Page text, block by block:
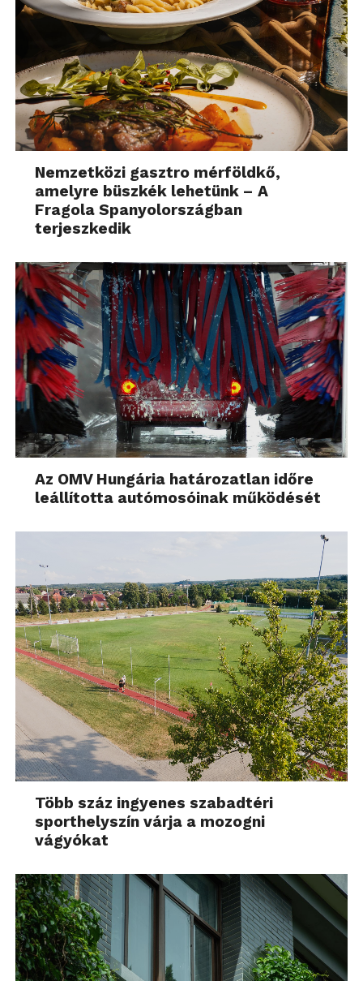
Nemzetközi gasztro mérföldkő,
amelyre büszkék lehetünk – A
Fragola Spanyolországban
terjeszkedik
Az OMV Hungária határozatlan időre
leállította autómosóinak működését
Több száz ingyenes szabadtéri
sporthelyszín várja a mozogni
vágyókat